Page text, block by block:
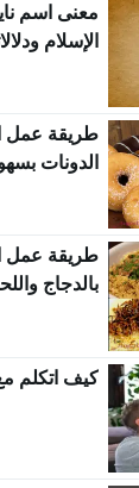
معنى اسم
الإسلام
طريقة عمل
الدونات
طريقة عمل
بالدجاج
كيف اتكلم